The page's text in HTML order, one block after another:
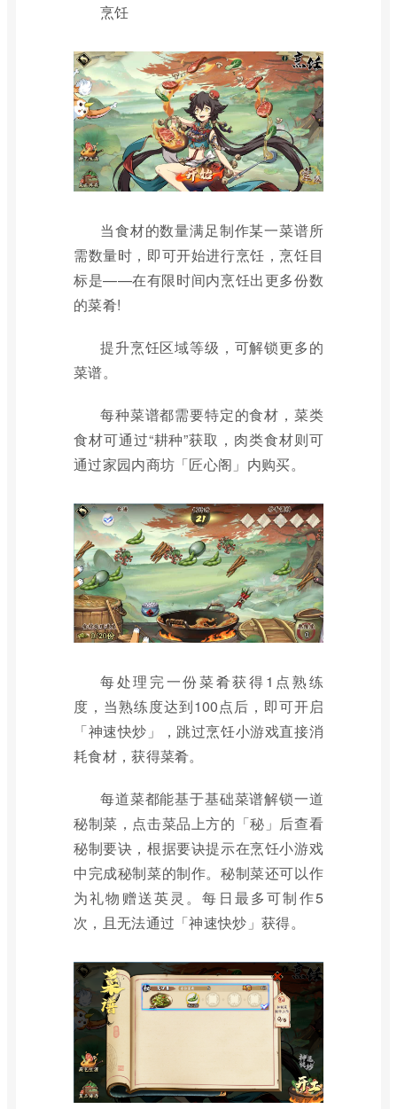
烹饪
当食材的数量满足制作某一菜谱所
需数量时，即可开始进行烹饪，烹饪目
标是——在有限时间内烹饪出更多份数
的菜肴!
提升烹饪区域等级，可解锁更多的
菜谱。
每种菜谱都需要特定的食材，菜类
食材可通过“耕种”获取，肉类食材则可
通过家园内商坊「匠心阁」内购买。
每处理完一份菜肴获得1点熟练
度，当熟练度达到100点后，即可开启
「神速快炒」，跳过烹饪小游戏直接消
耗食材，获得菜肴。
每道菜都能基于基础菜谱解锁一道
秘制菜，点击菜品上方的「秘」后查看
秘制要诀，根据要诀提示在烹饪小游戏
中完成秘制菜的制作。秘制菜还可以作
为礼物赠送英灵。每日最多可制作5
次，且无法通过「神速快炒」获得。